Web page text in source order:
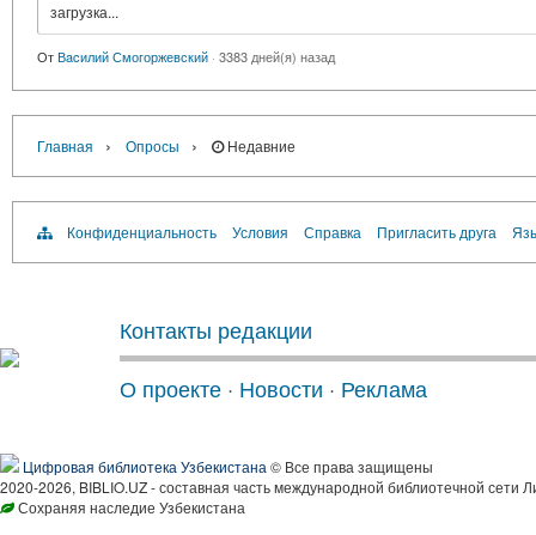
загрузка...
ОтВacилий Смогоржевский · 3383 дней(я) назад
Главная › Опросы › Недавние
Конфиденциальность Условия Справка Пригласить друга
Контакты редакции
О проекте · Новости · Реклама
Цифровая библиотека Узбекистана © Все права защищены
2020-2026, BIBLIO.UZ - составная часть международной библиотечной сети
Сохраняя наследие Узбекистана